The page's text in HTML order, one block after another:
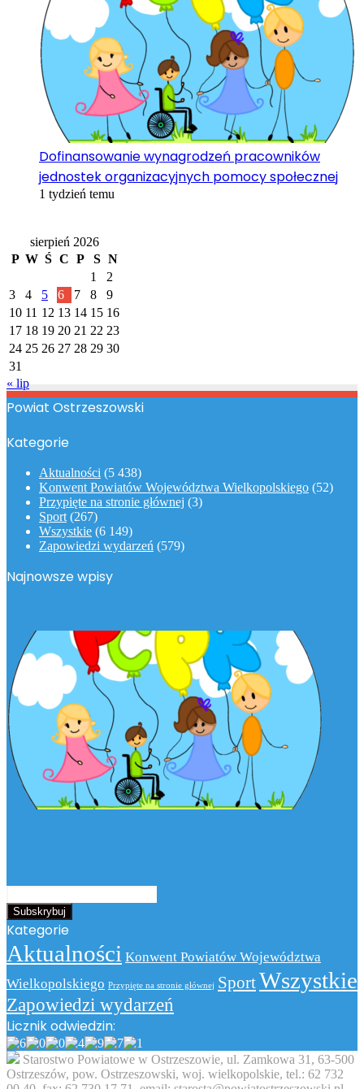
Dofinansowanie wynagrodzeń pracowników
jednostek organizacyjnych pomocy społecznej
1 tydzień temu
sierpień 2026
P W Ś C P S N
1
2
3
4 5 6 7 8
9
10 11 12 13 14 15 16
17 18 19 20 21 22 23
24 25 26 27 28 29 30
31
« lip
Powiat Ostrzeszowski
Kategorie
Aktualności (5 438)
Konwent Powiatów Województwa Wielkopolskiego (52)
Przypięte na stronie głównej (3)
Sport (267)
Wszystkie (6 149)
Zapowiedzi wydarzeń (579)
Najnowsze wpisy
swój
adres
email
Kategorie
Aktualności Konwent Powiatów Województwa
Wielkopolskiego Przypięte na stronie głównej SportWszystkie
Zapowiedzi wydarzeń
Licznik odwiedzin:
Starostwo Powiatowe w Ostrzeszowie, ul. Zamkowa 31, 63-500
Ostrzeszów, pow. Ostrzeszowski, woj. wielkopolskie, tel.: 62 732